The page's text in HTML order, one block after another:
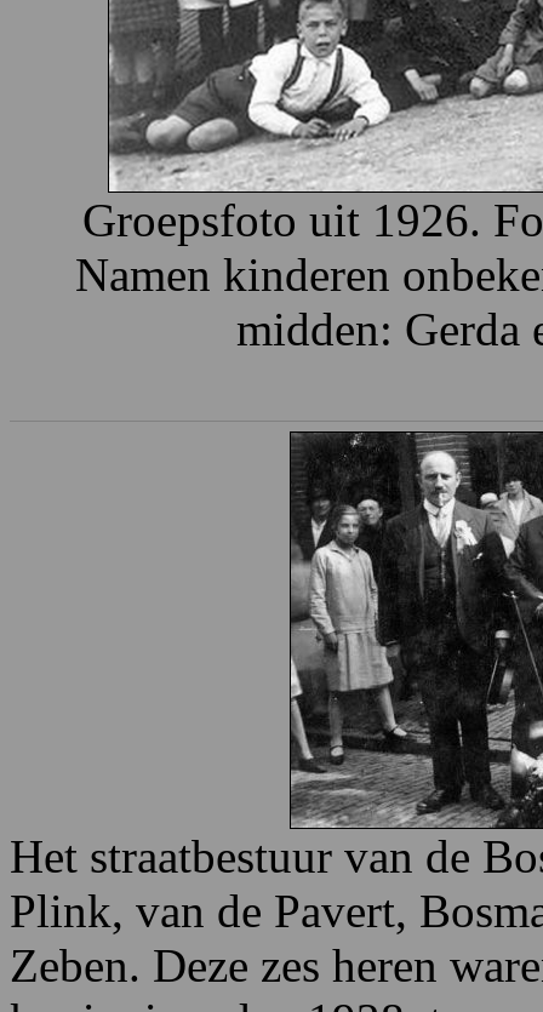
Groepsfoto uit 1926.
Namen kinderen
midden: Gerda
Het straatbestuur van de
Plink, van de Pavert,
Zeben. Deze zes heren